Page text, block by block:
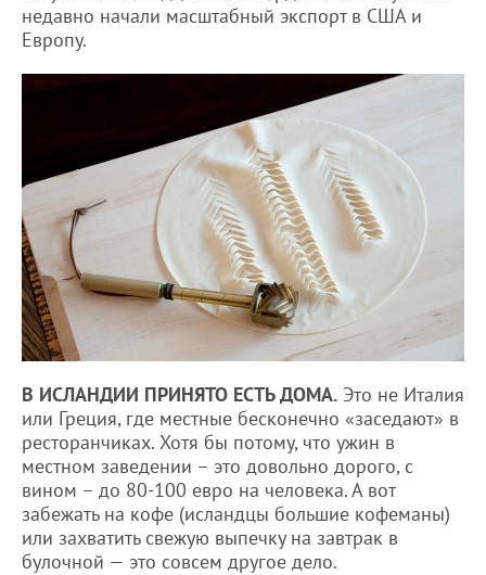
недавно начали масштабный экспорт в США и
Европу.
В ИСЛАНДИИ ПРИНЯТО ЕСТЬ ДОМА. Это не Италия
или Греция, где местные бесконечно «заседают» в
ресторанчиках. Хотя бы потому, что ужин в
местном заведении – это довольно дорого, с
вином – до 80-100 евро на человека. А вот
забежать на кофе (исландцы большие кофеманы)
или захватить свежую выпечку на завтрак в
булочной — это совсем другое дело.